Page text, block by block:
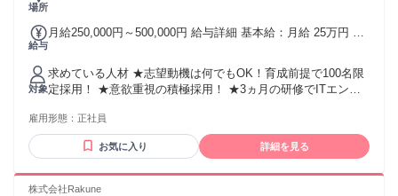
象とした接客経験がある方 【在宅環境について】 ■光または
CATV回線 (ホームルーター不可)で有線接続ができる方 ■雑音
必要な機材はすべて貸与いたします （PC・ヘッドセット・
LANケーブル等） ※セキュリティ確保のため、業務中に不定
場所
給与
月給250,000円～500,000円 給与詳細 基本給：月給 25万円 〜
れる通勤・皆勤・家族手当金額：なし 全員に一律で支払われ
るその他手当金額：なし ■月給25万円以上＋賞与年2回＋各種
手当（想定年収350万円） ※経験・スキルなどを考慮し決定
します。 ※上記金額には一律支給の住宅手当2万円を含みま
給23万円以上で、その他の待遇に変更なし） ☆ITエンジニア
経験がある方は、現職・前職給与を考慮します。
対象
求めている人材 ★志望動機は何でもOK！育成前提で100名限
定採用！ ★意欲重視の積極採用！ ★3ヵ月の研修でITエンジ
ので未経験の方も安心して入社してください！ 少しでも経験
がある方は、即戦力採用で給与面を優遇します！ 【こんな方
とはぜひお会いしたいです！】 ◎失敗を恐れず積極的に学ぶ
ことに興味がある方 ◎収入・スキルアップを叶えたい方 ◎頑
雇用形態： 正社員
お気に入り 詳細を見る
株式会社Rakune